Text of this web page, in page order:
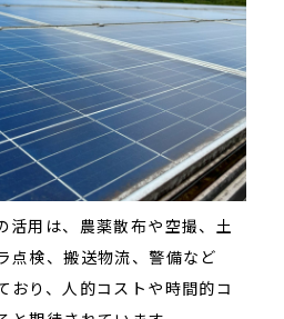
活用は、農薬散布や空撮、土
点検、搬送物流、警備など
おり、人的コストや時間的コ